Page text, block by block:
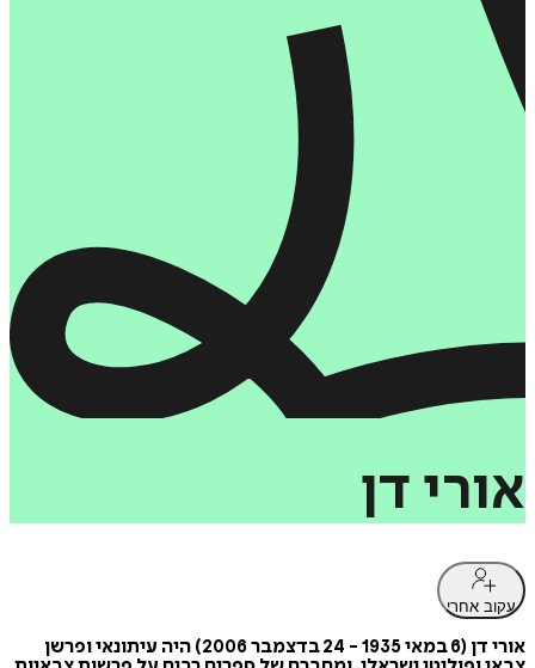
אורי דן
עקוב אחרי
אורי דן (6 במאי 1935 - 24 בדצמבר 2006) היה עיתונאי ופרשן